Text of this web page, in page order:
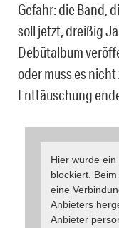
Gefahr: die Band,
soll jetzt, dreißig
Debütalbum
oder muss es
Enttäuschung
Hier wurde
blockiert.
eine
Anbieters
Anbieter